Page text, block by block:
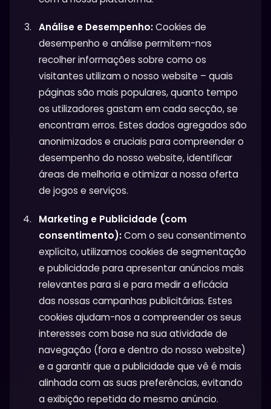
Análise e Desempenho:Cookies de
desempenho e análise permitem-nos
recolher informações sobre como os
visitantes utilizam o nosso website – quais
páginas são mais populares, quanto tempo
os utilizadores gastam em cada secção, se
encontram erros. Estes dados agregados são
anonimizados e cruciais para compreender o
desempenho do nosso website, identificar
áreas de melhoria e otimizar a nossa oferta
de jogos e serviços.
Marketing e Publicidade (com
consentimento):Com o seu consentimento
explícito, utilizamos cookies de segmentação
e publicidade para apresentar anúncios mais
relevantes para si e para medir a eficácia
das nossas campanhas publicitárias. Estes
cookies ajudam-nos a compreender os seus
interesses com base na sua atividade de
navegação (fora e dentro do nosso website)
e a garantir que a publicidade que vê é mais
alinhada com as suas preferências, evitando
a exibição repetida do mesmo anúncio.